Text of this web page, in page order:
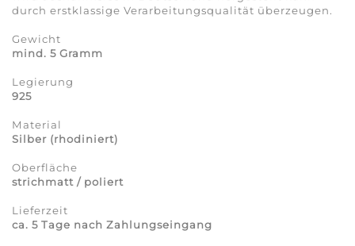
durch erstklassige Verarbeitungsqualität überzeugen.
Gewicht
mind. 5 Gramm
Legierung
925
Material
Silber (rhodiniert)
Oberfläche
strichmatt / poliert
Lieferzeit
ca. 5 Tage nach Zahlungseingang